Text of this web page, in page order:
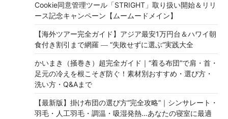
Cookie同意管理ツール「STRIGHT」取り扱い開始＆リリ
ース記念キャンペーン【ムームードメイン】
【海外ツアー完全ガイド】アジア最安1万円台＆ハワイ朝
食付き割引まで網羅 ― “失敗せずに選ぶ”実践大全
かいまき（掻巻き）超完全ガイド｜“着る布団”で肩・首・
足元の冷えを根こそぎ防ぐ！素材別おすすめ・選び方・
洗い方・Q&Aまで
【最新版】掛け布団の選び方“完全攻略”｜シンサレート・
羽毛・人工羽毛・調温・吸湿発熱…あなたの寝室に最適